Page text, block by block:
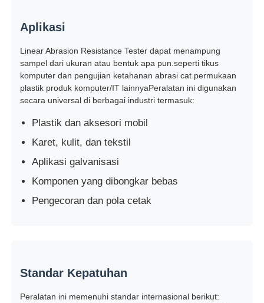
Mesin Uji Dampak
mesin pengujian abrasi
peralatan pengujian karet
Peralatan Pengujian Alas Kaki
Peralatan pengujian bahan bangunan
mesin uji kain
Aplikasi
Linear Abrasion Resistance Tester dapat menampung
sampel dari ukuran atau bentuk apa pun.seperti tikus
komputer dan pengujian ketahanan abrasi cat permukaan
plastik produk komputer/IT lainnyaPeralatan ini digunakan
secara universal di berbagai industri termasuk:
Plastik dan aksesori mobil
Karet, kulit, dan tekstil
Aplikasi galvanisasi
Komponen yang dibongkar bebas
Pengecoran dan pola cetak
Standar Kepatuhan
Peralatan ini memenuhi standar internasional berikut: